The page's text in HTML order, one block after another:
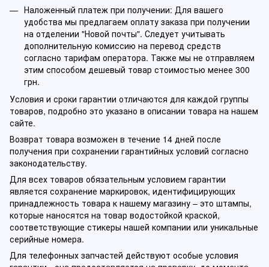
Наложенный платеж при получении: Для вашего
удобства мы предлагаем оплату заказа при получении
на отделении "Новой почты". Следует учитывать
дополнительную комиссию на перевод средств
согласно тарифам оператора. Также мы не отправляем
этим способом дешевый товар стоимостью менее 300
грн.
Условия и сроки гарантии отличаются для каждой группы
товаров, подробно это указано в описании товара на нашем
сайте.
Возврат товара возможен в течение 14 дней после
получения при сохранении гарантийных условий согласно
законодательству.
Для всех товаров обязательным условием гарантии
является сохранение маркировок, идентифицирующих
принадлежность товара к нашему магазину – это штампы,
которые наносятся на товар водостойкой краской,
соответствующие стикеры нашей компании или уникальные
серийные номера.
Для телефонных запчастей действуют особые условия